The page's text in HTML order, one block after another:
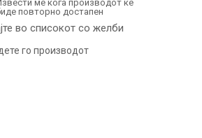
ме кога производот ќе
повторно достапен
во списокот со желби
го производот